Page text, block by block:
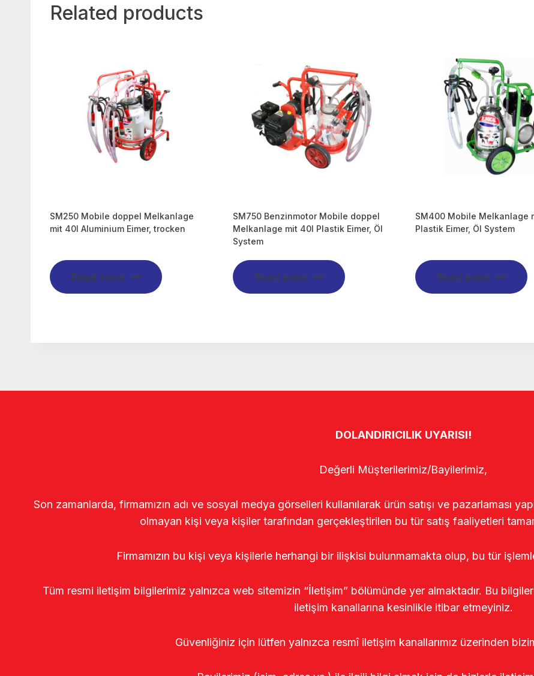
Related products
SM250 Mobile doppel Melkanlage
mit 40l Aluminium Eimer, trocken
Read more
SM750 Benzinmotor Mobile doppel
Melkanlage mit 40l Plastik Eimer, Öl
System
Read more
SM400 Mobile Melkanlage
Plastik Eimer, Öl System
Read more
DOLANDIRICILIK UYARISI!
Değerli Müşterilerimiz/Bayilerimiz,
Son zamanlarda, firmamızın adı ve sosyal medya görselleri kullanılarak ürün satışı ve pazarlaması
olmayan kişi veya kişiler tarafından gerçekleştirilen bu tür satış faaliyetleri
Firmamızın bu kişi veya kişilerle herhangi bir ilişkisi bulunmamakta olup, bu tür
Tüm resmi iletişim bilgilerimiz yalnızca web sitemizin “İletişim” bölümünde yer almaktadır. Bu
iletişim kanallarına kesinlikle itibar etmeyiniz.
Güvenliğiniz için lütfen yalnızca resmî iletişim kanallarımız üzerinden